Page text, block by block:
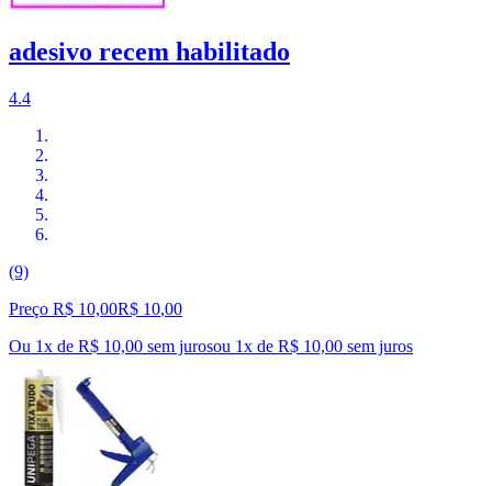
adesivo recem habilitado
4.4
(9)
Preço R$ 10,00R$ 10,00
Ou 1x de R$ 10,00 sem jurosou 1x de R$ 10,00 sem juros